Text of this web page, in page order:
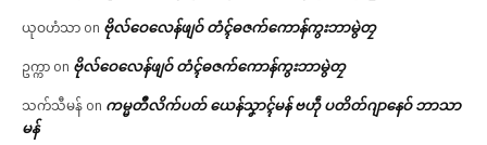
ယုဝဟံသာ on ဗိုလ်ဝေလေန်ဖျဝ် တံၚ်ဓဇက်ကောန်ကွးဘာမွဲတၠ
ဥက္ကာ on ဗိုလ်ဝေလေန်ဖျဝ် တံၚ်ဓဇက်ကောန်ကွးဘာမွဲတၠ
သက်သီမန် on ကမ္မတဳလိက်ပတ် ယေန်သၞာၚ်မန် ဗဟဵု ပတိတ်ဂျာနေဝ် ဘာသာ
မန်